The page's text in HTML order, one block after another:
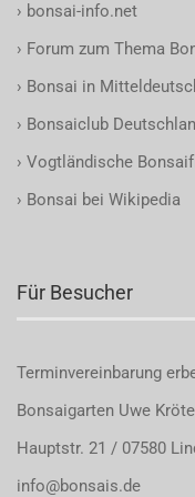
› bonsai-info.net
› Forum zum Thema
› Bonsai in
› Bonsaiclub
› Vogtländische
› Bonsai bei Wikipedia
Für Besucher
Terminvereinbarung
Bonsaigarten Uwe
Hauptstr. 21 / 07580
info@bonsais.de